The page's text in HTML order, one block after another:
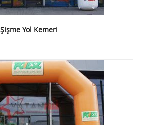
Şişme Yol Kemeri